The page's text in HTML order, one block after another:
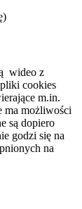
wideo z
cookies
m.in.
ma możliwości
są dopiero
godzi się na
na